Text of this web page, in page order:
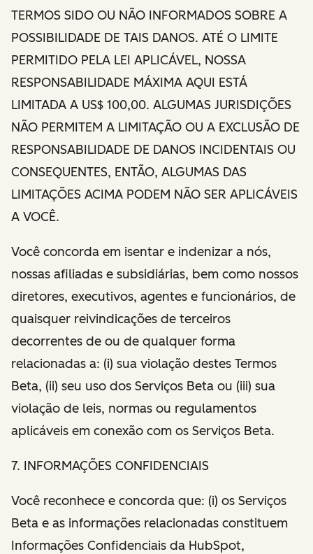
TERMOS SIDO OU NÃO INFORMADOS SOBRE A
POSSIBILIDADE DE TAIS DANOS. ATÉ O LIMITE
PERMITIDO PELA LEI APLICÁVEL, NOSSA
RESPONSABILIDADE MÁXIMA AQUI ESTÁ
LIMITADA A US$ 100,00. ALGUMAS JURISDIÇÕES
NÃO PERMITEM A LIMITAÇÃO OU A EXCLUSÃO DE
RESPONSABILIDADE DE DANOS INCIDENTAIS OU
CONSEQUENTES, ENTÃO, ALGUMAS DAS
LIMITAÇÕES ACIMA PODEM NÃO SER APLICÁVEIS
A VOCÊ.
Você concorda em isentar e indenizar a nós,
nossas afiliadas e subsidiárias, bem como nossos
diretores, executivos, agentes e funcionários, de
quaisquer reivindicações de terceiros
decorrentes de ou de qualquer forma
relacionadas a: (i) sua violação destes Termos
Beta, (ii) seu uso dos Serviços Beta ou (iii) sua
violação de leis, normas ou regulamentos
aplicáveis em conexão com os Serviços Beta.
7. INFORMAÇÕES CONFIDENCIAIS
Você reconhece e concorda que: (i) os Serviços
Beta e as informações relacionadas constituem
Informações Confidenciais da HubSpot,